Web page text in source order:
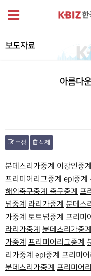
보도자료
아름다
수정 삭제
분데스리가중계 이강인중계
프리미어리그중계 epl중계
해외축구중계 축구중계 프
넘중계
라리가중계 분데스
가중계 토트넘중계 프리미
라리가중계 분데스리가중계
가중계 프리미어리그중계
리가중계 epl중계 프리미어
분데스리가중계 프리미어